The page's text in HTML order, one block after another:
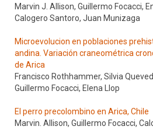
Marvin J. Allison, Guillermo Focacci,
Calogero Santoro, Juan Munizaga
Microevolucion en poblaciones
andina. Variación craneométrica
de Arica
Francisco Rothhammer, Silvia
Guillermo Focacci, Elena Llop
El perro precolombino en Arica, Chile
Marvin. Allison, Guillermo Focacci,